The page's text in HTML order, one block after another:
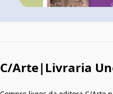
C/Arte|Livraria